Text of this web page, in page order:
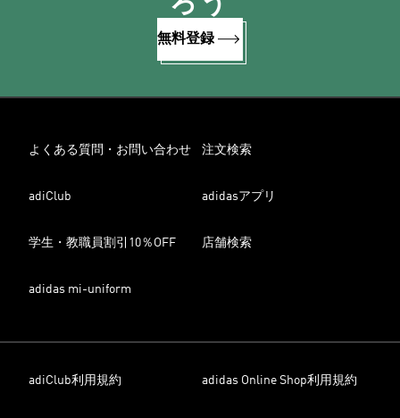
無料登録
よくある質問・お問い合わせ 注文検索
adiClub adidasアプリ
学生・教職員割引10％OFF 店舗検索
adidas mi-uniform
adiClub利用規約 adidas Online Shop利用規約